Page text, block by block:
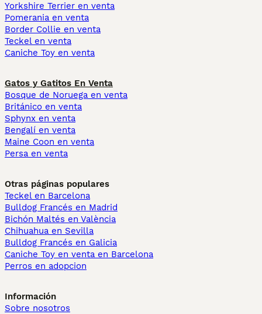
Yorkshire Terrier en venta
Pomerania en venta
Border Collie en venta
Teckel en venta
Caniche Toy en venta
Gatos y Gatitos En Venta
Bosque de Noruega en venta
Británico en venta
Sphynx en venta
Bengalí en venta
Maine Coon en venta
Persa en venta
Otras páginas populares
Teckel en Barcelona
Bulldog Francés en Madrid
Bichón Maltés en València
Chihuahua en Sevilla
Bulldog Francés en Galicia
Caniche Toy en venta en Barcelona
Perros en adopcion
Información
Sobre nosotros